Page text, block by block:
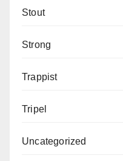
Stout
Strong
Trappist
Tripel
Uncategorized